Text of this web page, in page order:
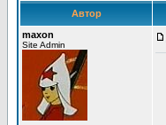
Автор
maxon
Site Admin